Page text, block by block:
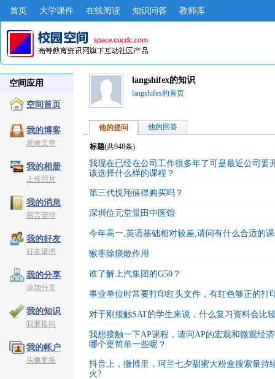
首页 大学课件 在线阅读 知识问答 教师库
空间应用
空间首页
我的博客
发表文章
我的相册
上传照片
我的消息
留言管理
我的好友
好友请求
我的分享
添加分享
我的知识
我要提问
我的帐户
头像更换
langshifex的知识
langshifex的首页
他的提问 他的回答
标题(共948条)
我现在已经在公司工作很多年了可是最近公司要
该选择什么样的课程？
第三代悦翔值得购买吗？
深圳位元堂景田中医馆
今年高一,英语基础相对较差,请问有什么合适的
猴枣除痰散作用
谁了解上汽集团的G50？
事业单位时常要打印红头文件，有红色够正的打
对于刚接触SAT的学生来说，什么复习资料会比
我想接触一下AP课程，请问AP的宏观和微观经
哪个更简单一些呢？
抖音上，微博里，珂兰七夕甜蜜大粉盒搜索量持
火?